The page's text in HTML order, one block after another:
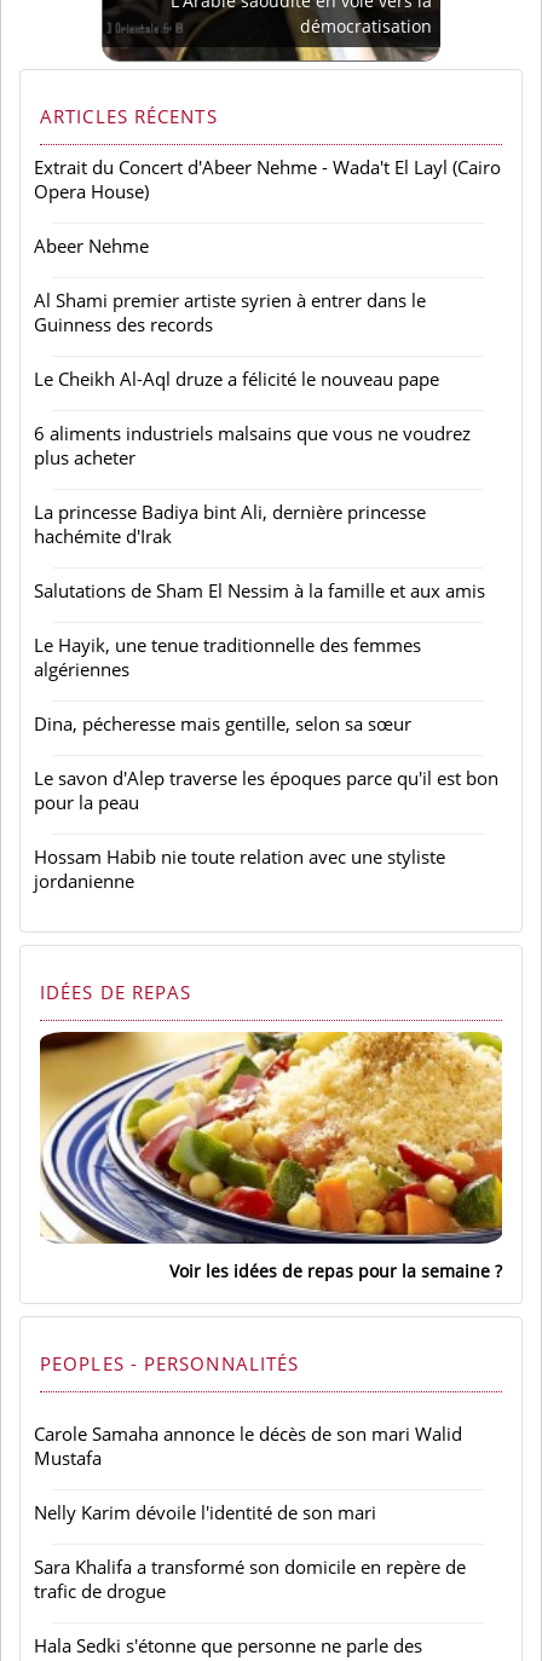
démocratisation
ARTICLES RÉCENTS
Extrait du Concert d'Abeer Nehme - Wada't El Layl (Cairo
Opera House)
Abeer Nehme
Al Shami premier artiste syrien à entrer dans le
Guinness des records
Le Cheikh Al-Aql druze a félicité le nouveau pape
6 aliments industriels malsains que vous ne voudrez
plus acheter
La princesse Badiya bint Ali, dernière princesse
hachémite d'Irak
Salutations de Sham El Nessim à la famille et aux amis
Le Hayik, une tenue traditionnelle des femmes
algériennes
Dina, pécheresse mais gentille, selon sa sœur
Le savon d'Alep traverse les époques parce qu'il est bon
pour la peau
Hossam Habib nie toute relation avec une styliste
jordanienne
IDÉES DE REPAS
Voir les idées de repas pour la semaine
PEOPLES - PERSONNALITÉS
Carole Samaha annonce le décès de son mari Walid
Mustafa
Nelly Karim dévoile l'identité de son mari
Sara Khalifa a transformé son domicile en repère de
trafic de drogue
Hala Sedki s'étonne que personne ne parle des